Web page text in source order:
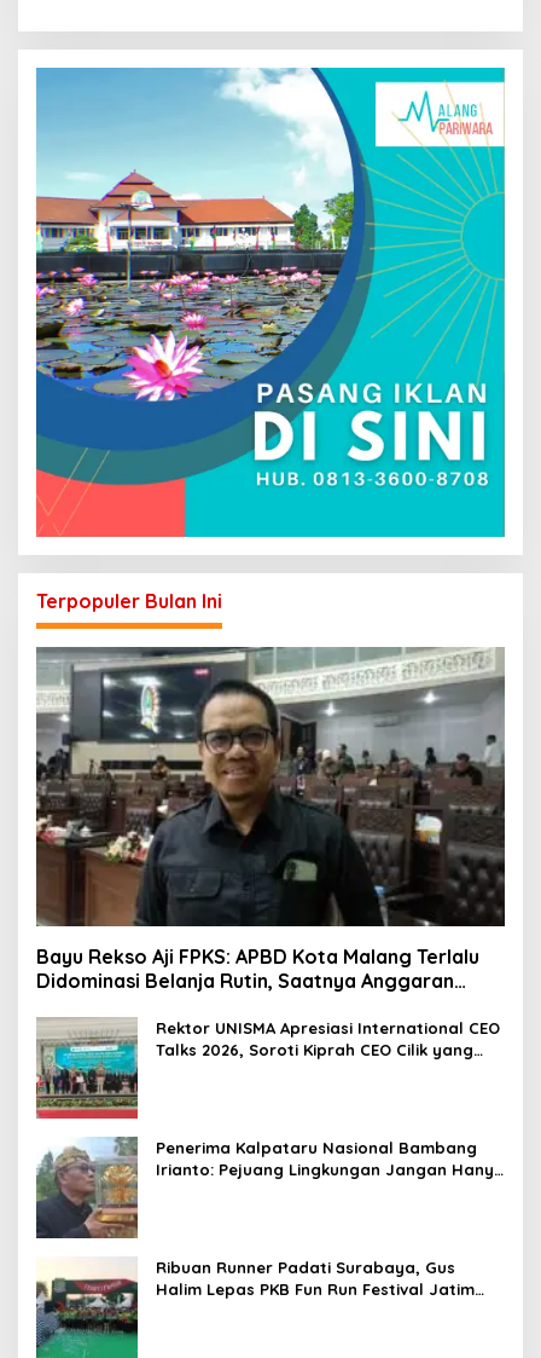
Terpopuler Bulan Ini
Bayu Rekso Aji FPKS: APBD Kota Malang Terlalu
Didominasi Belanja Rutin, Saatnya Anggaran
Rektor UNISMA Apresiasi International CEO
Talks 2026, Soroti Kiprah CEO Cilik yang
Penerima Kalpataru Nasional Bambang
Irianto: Pejuang Lingkungan Jangan Hanya
Ribuan Runner Padati Surabaya, Gus
Halim Lepas PKB Fun Run Festival Jatim